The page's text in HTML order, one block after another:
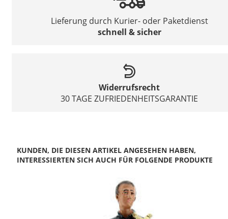
Lieferung durch Kurier- oder Paketdienst
schnell & sicher
Widerrufsrecht
30 TAGE ZUFRIEDENHEITSGARANTIE
KUNDEN, DIE DIESEN ARTIKEL ANGESEHEN HABEN,
INTERESSIERTEN SICH AUCH FÜR FOLGENDE PRODUKTE